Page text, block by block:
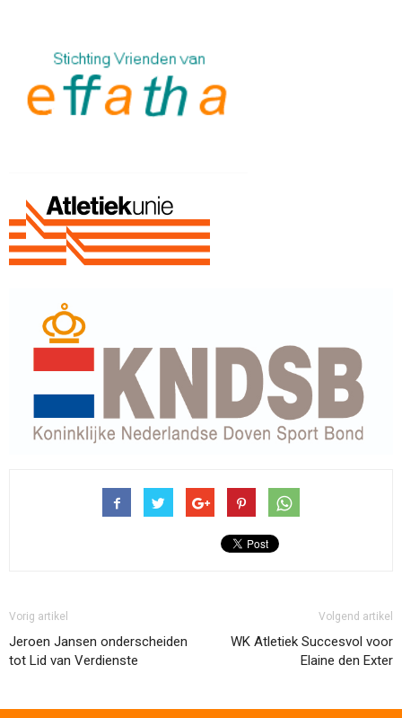
Vorig artikel
Jeroen Jansen onderscheiden
tot Lid van Verdienste
Volgend artikel
WK Atletiek Succesvol voor
Elaine den Exter